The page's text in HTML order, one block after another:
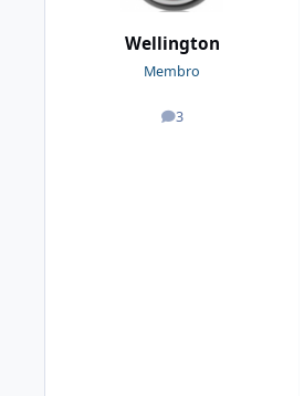
Wellington
Membro
3
posts